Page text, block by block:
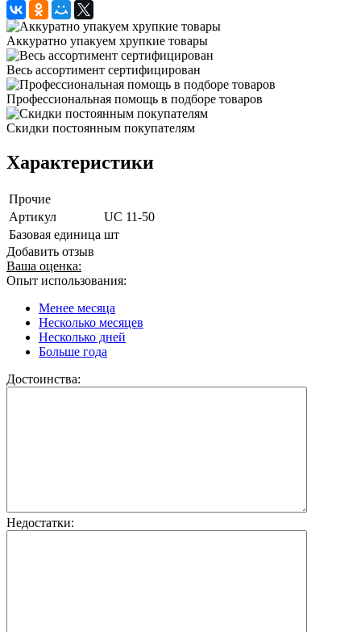
Аккуратно упакуем хрупкие товары
Весь ассортимент сертифицирован
Профессиональная помощь в подборе товаров
Скидки постоянным покупателям
Характеристики
Прочие
Артикул
UC 11-50
Базовая единица шт
Добавить отзыв
Ваша оценка:
Опыт использования:
Менее месяца
Несколько месяцев
Несколько дней
Больше года
Достоинства:
Недостатки: